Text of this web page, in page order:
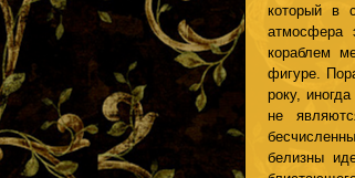
который в
атмосфера
кораблем
фигуре.
року,
не
белизны